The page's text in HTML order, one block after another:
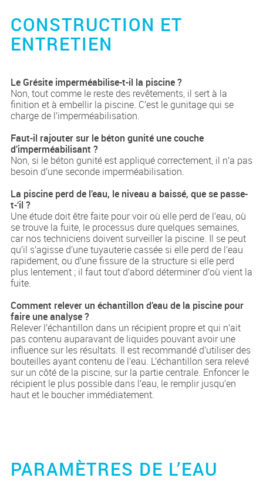
CONSTRUCTION ET
ENTRETIEN
Le Grésite imperméabilise-t-il la piscine ?
Non, tout comme le reste des revêtements, il sert à la
finition et à embellir la piscine. C’est le gunitage qui se
charge de l’imperméabilisation.
Faut-il rajouter sur le béton gunité une couche
d’imperméabilisant ?
Non, si le béton gunité est appliqué correctement, il n’a pas
besoin d’une seconde imperméabilisation.
La piscine perd de l’eau, le niveau a baissé, que se passe-
t-‘il ?
Une étude doit être faite pour voir où elle perd de l’eau, où
se trouve la fuite, le processus dure quelques semaines,
car nos techniciens doivent surveiller la piscine. Il se peut
qu’il s’agisse d’une tuyauterie cassée si elle perd de l’eau
rapidement, ou d’une fissure de la structure si elle perd
plus lentement ; il faut tout d’abord déterminer d’où vient la
fuite.
Comment relever un échantillon d’eau de la piscine pour
faire une analyse ?
Relever l’échantillon dans un récipient propre et qui n’ait
pas contenu auparavant de liquides pouvant avoir une
influence sur les résultats. Il est recommandé d’utiliser des
bouteilles ayant contenu de l’eau. L’échantillon sera relevé
sur un côté de la piscine, sur la partie centrale. Enfoncer le
récipient le plus possible dans l’eau, le remplir jusqu’en
haut et le boucher immédiatement.
PARAMÈTRES DE L’EAU